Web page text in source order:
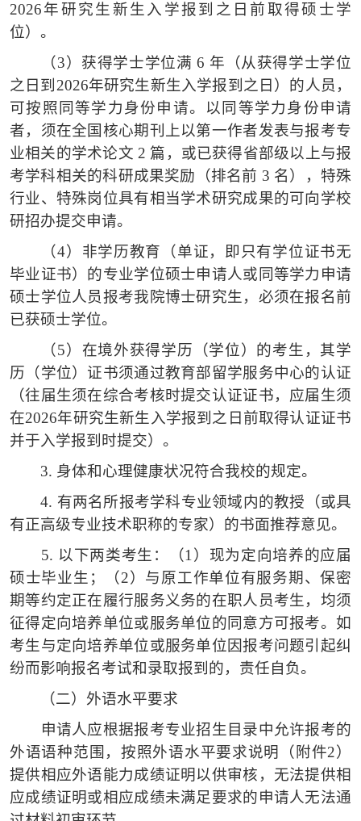
2026年研究生新生入学报到之日前取得硕士学
位）。
（3） 获得学士学位满 6 年（从获得学士学位
之日到2026年研究生新生入学报到之日）的人员，
可按照同等学力身份申请。以同等学力身份申请
者，须在全国核心期刊上以第一作者发表与报考专
业相关的学术论文 2 篇，或已获得省部级以上与报
考学科相关的科研成果奖励（排名前 3 名），特殊
行业、特殊岗位具有相当学术研究成果的可向学校
研招办提交申请。
（4） 非学历教育（单证，即只有学位证书无
毕业证书）的专业学位硕士申请人或同等学力申请
硕士学位人员报考我院博士研究生，必须在报名前
已获硕士学位。
（5） 在境外获得学历（学位）的考生，其学
历（学位）证书须通过教育部留学服务中心的认证
（往届生须在综合考核时提交认证证书，应届生须
在2026年研究生新生入学报到之日前取得认证证书
并于入学报到时提交）。
3. 身体和心理健康状况符合我校的规定。
4. 有两名所报考学科专业领域内的教授（或具
有正高级专业技术职称的专家）的书面推荐意见。
5. 以下两类考生：（1）现为定向培养的应届
硕士毕业生；（2）与原工作单位有服务期、保密
期等约定正在履行服务义务的在职人员考生，均须
征得定向培养单位或服务单位的同意方可报考。如
考生与定向培养单位或服务单位因报考问题引起纠
纷而影响报名考试和录取报到的，责任自负。
（二） 外语水平要求
申请人应根据报考专业招生目录中允许报考的
外语语种范围，按照外语水平要求说明（附件2）
提供相应外语能力成绩证明以供审核，无法提供相
应成绩证明或相应成绩未满足要求的申请人无法通